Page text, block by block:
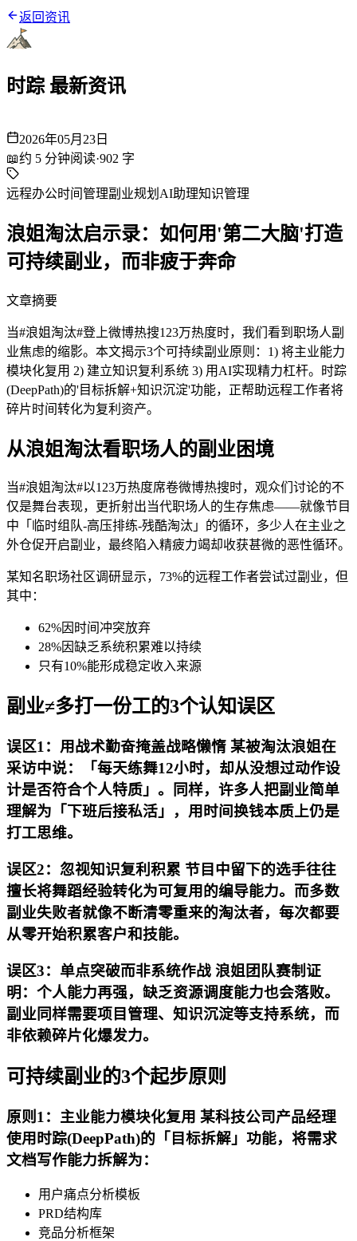
返回资讯
时踪 最新资讯
2026年05月23日
📖约 5 分钟阅读·902 字
远程办公时间管理副业规划 AI助理知识管理
浪姐淘汰启示录：如何用'第二大脑'打造
可持续副业，而非疲于奔命
文章摘要
当#浪姐淘汰#登上微博热搜123万热度时，我们看到职场人副
业焦虑的缩影。本文揭示3个可持续副业原则：1) 将主业能力
模块化复用 2) 建立知识复利系统 3) 用AI实现精力杠杆。时踪
(DeepPath)的'目标拆解+知识沉淀'功能，正帮助远程工作者将
碎片时间转化为复利资产。
从浪姐淘汰看职场人的副业困境
当#浪姐淘汰#以123万热度席卷微博热搜时，观众们讨论的不
仅是舞台表现，更折射出当代职场人的生存焦虑——就像节目
中「临时组队-高压排练-残酷淘汰」的循环，多少人在主业之
外仓促开启副业，最终陷入精疲力竭却收获甚微的恶性循环。
某知名职场社区调研显示，73%的远程工作者尝试过副业，但
其中：
62%因时间冲突放弃
28%因缺乏系统积累难以持续
只有10%能形成稳定收入来源
副业≠多打一份工的3个认知误区
误区1：用战术勤奋掩盖战略懒惰 某被淘汰浪姐在
采访中说：「每天练舞12小时，却从没想过动作设
计是否符合个人特质」。同样，许多人把副业简单
理解为「下班后接私活」，用时间换钱本质上仍是
打工思维。
误区2：忽视知识复利积累 节目中留下的选手往往
擅长将舞蹈经验转化为可复用的编导能力。而多数
副业失败者就像不断清零重来的淘汰者，每次都要
从零开始积累客户和技能。
误区3：单点突破而非系统作战 浪姐团队赛制证
明：个人能力再强，缺乏资源调度能力也会落败。
副业同样需要项目管理、知识沉淀等支持系统，而
非依赖碎片化爆发力。
可持续副业的3个起步原则
原则1：主业能力模块化复用 某科技公司产品经理
使用时踪(DeepPath)的「目标拆解」功能，将需求
文档写作能力拆解为：
用户痛点分析模板
PRD结构库
竞品分析框架